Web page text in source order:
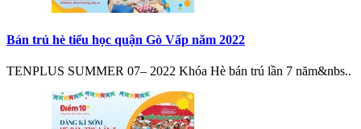
Bán trú hè tiểu học quận Gò Vấp năm 2022
TENPLUS SUMMER 07– 2022 Khóa Hè bán trú lần 7 năm&nbs..